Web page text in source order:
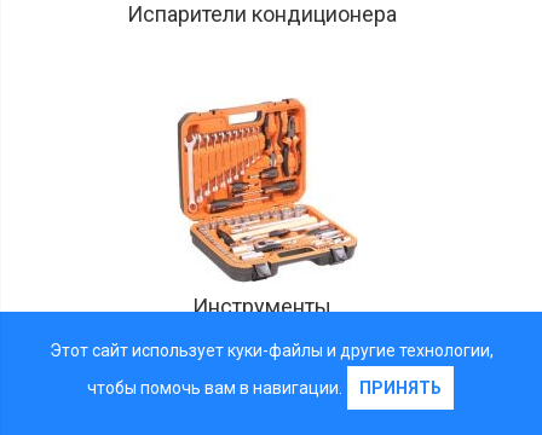
Испарители кондиционера
Инструменты
Этот сайт использует куки-файлы и другие технологии,
чтобы помочь вам в навигации.
ПРИНЯТЬ